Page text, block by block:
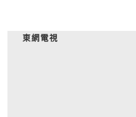
東網電視